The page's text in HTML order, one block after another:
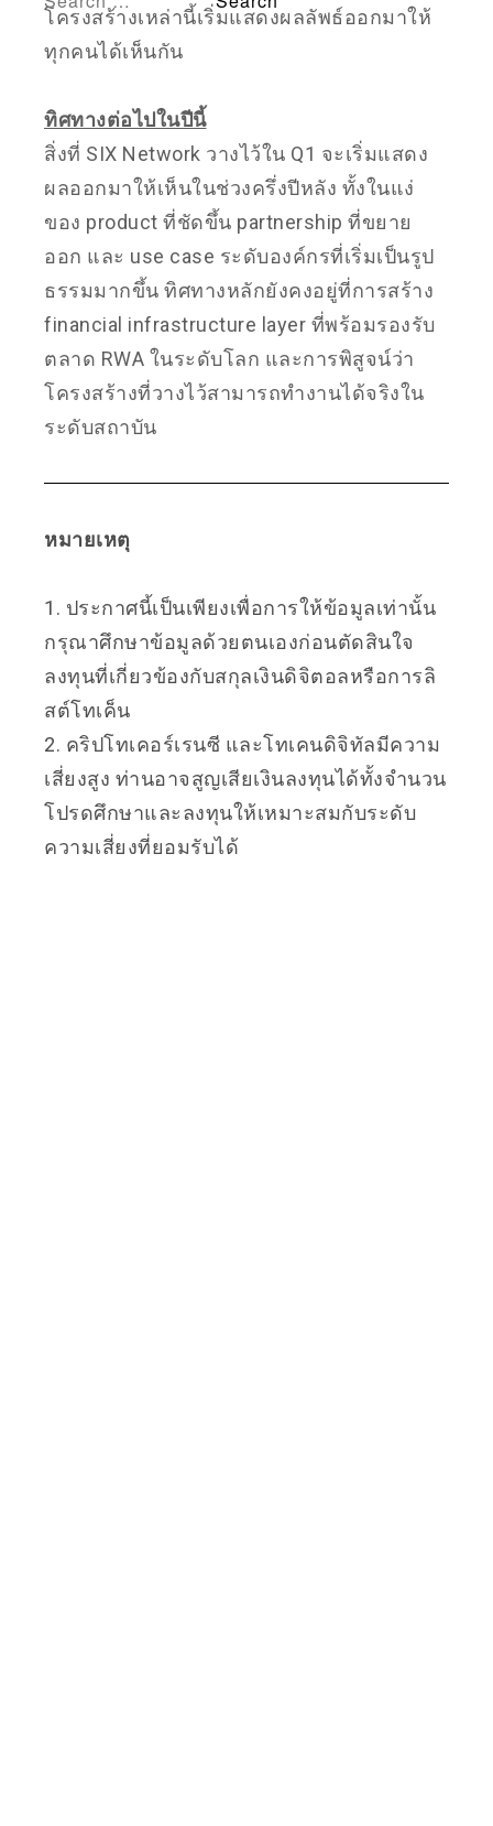
โครงสร้างเหล่านี้เริ่มแสดงผลลัพธ์ออกมาให้
ทุกคนได้เห็นกัน
ทิศทางต่อไปในปีนี้
สิ่งที่ SIX Network วางไว้ใน Q1 จะเริ่มแสดง
ผลออกมาให้เห็นในช่วงครึ่งปีหลัง ทั้งในแง่
ของ product ที่ชัดขึ้น partnership ที่ขยาย
ออก และ use case ระดับองค์กรที่เริ่มเป็นรูป
ธรรมมากขึ้น ทิศทางหลักยังคงอยู่ที่การสร้าง
financial infrastructure layer ที่พร้อมรองรับ
ตลาด RWA ในระดับโลก และการพิสูจน์ว่า
โครงสร้างที่วางไว้สามารถทำงานได้จริงใน
ระดับสถาบัน
หมายเหตุ
1. ประกาศนี้เป็นเพียงเพื่อการให้ข้อมูลเท่านั้น
กรุณาศึกษาข้อมูลด้วยตนเองก่อนตัดสินใจ
ลงทุนที่เกี่ยวข้องกับสกุลเงินดิจิตอลหรือการลิ
สต์โทเค็น
2. คริปโทเคอร์เรนซี และโทเคนดิจิทัลมีความ
เสี่ยงสูง ท่านอาจสูญเสียเงินลงทุนได้ทั้งจำนวน
โปรดศึกษาและลงทุนให้เหมาะสมกับระดับ
ความเสี่ยงที่ยอมรับได้